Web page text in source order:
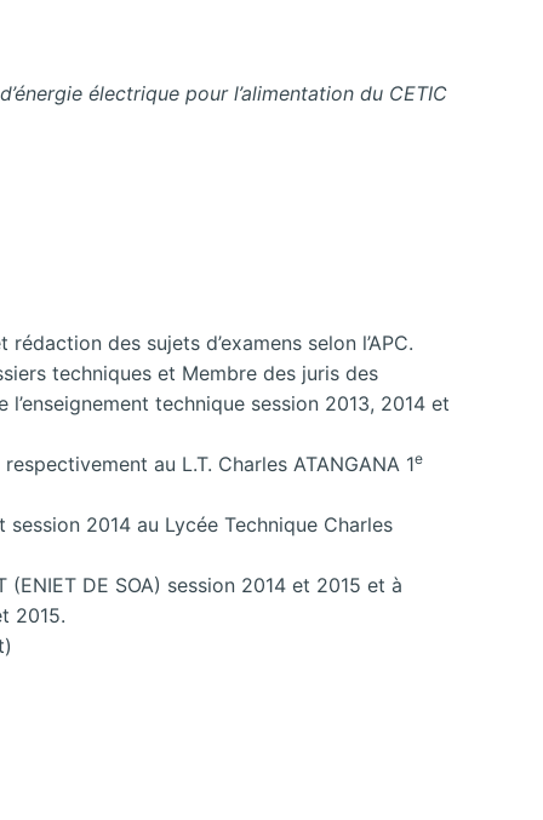
électrique pour l’alimentation du CETIC
des sujets d’examens selon l’APC.
techniques et Membre des juris des
technique session 2013, 2014 et
au L.T. Charles ATANGANA 1e
session 2014 au Lycée Technique Charles
DE SOA) session 2014 et 2015 et à
2015.